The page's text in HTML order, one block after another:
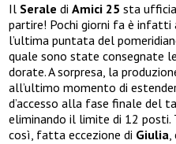
Il Serale di Amici 25 sta
partire! Pochi giorni fa è infatti
l’ultima puntata del
quale sono state consegnate
dorate. A sorpresa, la
all’ultimo momento di
d’accesso alla fase finale del
eliminando il limite di 12
così, fatta eccezione di Giulia,